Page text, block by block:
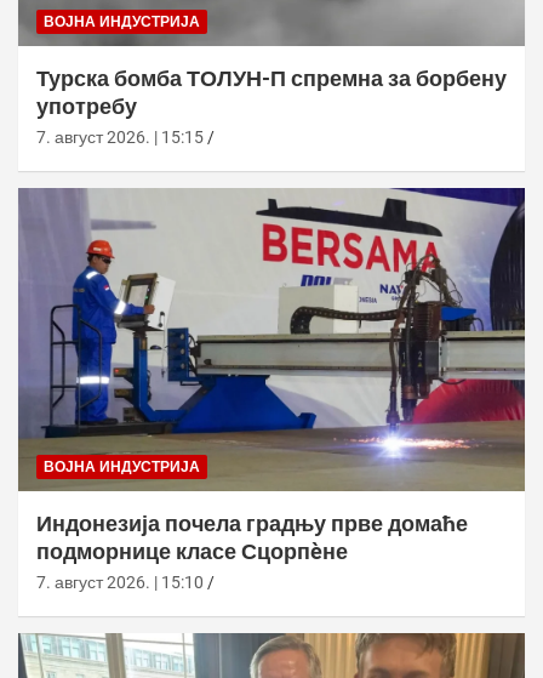
ВОЈНА ИНДУСТРИЈА
Турска бомба ТОЛУН-П спремна за борбену
употребу
7. август 2026. | 15:15
ВОЈНА ИНДУСТРИЈА
Индонезија почела градњу прве домаће
подморнице класе Сцорпèне
7. август 2026. | 15:10